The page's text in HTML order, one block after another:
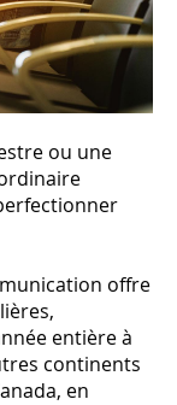
ou une
offre
entière à
continents
en